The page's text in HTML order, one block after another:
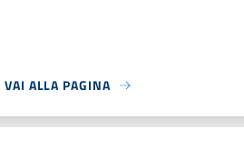
VAI ALLA PAGINA